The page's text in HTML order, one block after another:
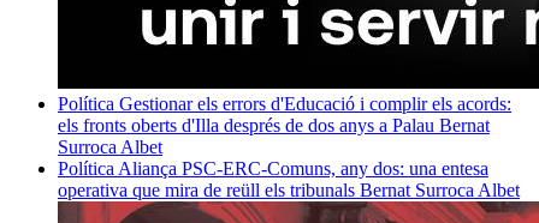
Política Gestionar els errors d'Educació i complir els acords:
els fronts oberts d'Illa després de dos anys a Palau Bernat
Surroca Albet
Política Aliança PSC-ERC-Comuns, any dos: una entesa
operativa que mira de reüll els tribunals Bernat Surroca Albet